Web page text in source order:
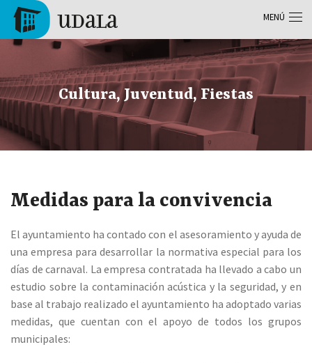
Pasar al contenido principal
Tolosa
Cultura, Juventud, Fiestas
Medidas para la convivencia
El ayuntamiento ha contado con el asesoramiento y ayuda de
una empresa para desarrollar la normativa especial para los
días de carnaval. La empresa contratada ha llevado a cabo un
estudio sobre la contaminación acústica y la seguridad, y en
base al trabajo realizado el ayuntamiento ha adoptado varias
medidas, que cuentan con el apoyo de todos los grupos
municipales:
MENÚ